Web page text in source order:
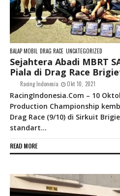
BALAP MOBIL DRAG RACE UNCATEGORIZED
Sejahtera Abadi MBRT
Piala di Drag Race
Racing Indonesia Okt 10, 2021
RacingIndonesia.Com – 10
Production Championship
Drag Race (9/10) di Sirkuit
standart...
READ MORE